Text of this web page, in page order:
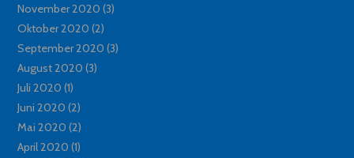
November 2020 (3)
Oktober 2020 (2)
September 2020 (3)
August 2020 (3)
Juli 2020 (1)
Juni 2020 (2)
Mai 2020 (2)
April 2020 (1)